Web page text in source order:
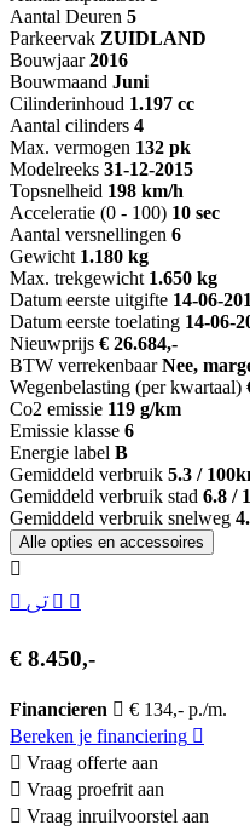
Aantal Deuren 5
Parkeervak ZUIDLAND
Bouwjaar 2016
Bouwmaand Juni
Cilinderinhoud 1.197 cc
Aantal cilinders 4
Max. vermogen 132 pk
Modelreeks 31-12-2015
Topsnelheid 198 km/h
Acceleratie (0 - 100) 10 sec
Aantal versnellingen 6
Gewicht 1.180 kg
Max. trekgewicht 1.650 kg
Datum eerste uitgifte 14-06-
Datum eerste toelating 14-06-
Nieuwprijs € 26.684,-
BTW verrekenbaar Nee,
Wegenbelasting (per kwartaal)
Co2 emissie 119 g/km
Emissie klasse 6
Energie label B
Gemiddeld verbruik 5.3 /
Gemiddeld verbruik stad 6.8 /
Gemiddeld verbruik snelweg
Alle opties en accessoires
€ 8.450,-
Financieren
€ 134,- p./m.
Bereken je financiering
Vraag offerte aan
Vraag proefrit aan
Vraag inruilvoorstel aan